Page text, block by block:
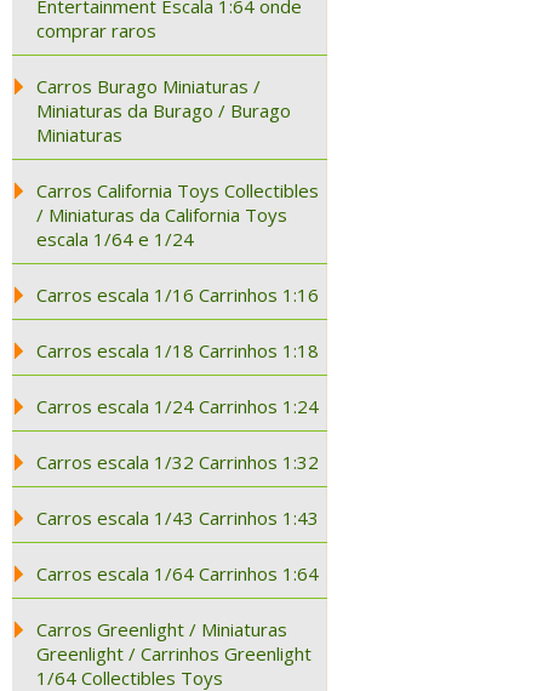
Entertainment Escala 1:64 onde
comprar raros
Carros Burago Miniaturas /
Miniaturas da Burago / Burago
Miniaturas
Carros California Toys Collectibles
/ Miniaturas da California Toys
escala 1/64 e 1/24
Carros escala 1/16 Carrinhos 1:16
Carros escala 1/18 Carrinhos 1:18
Carros escala 1/24 Carrinhos 1:24
Carros escala 1/32 Carrinhos 1:32
Carros escala 1/43 Carrinhos 1:43
Carros escala 1/64 Carrinhos 1:64
Carros Greenlight / Miniaturas
Greenlight / Carrinhos Greenlight
1/64 Collectibles Toys